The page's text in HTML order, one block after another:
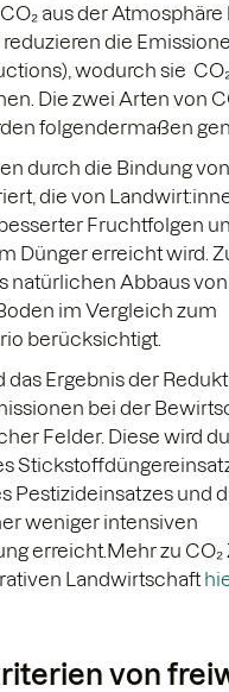
aus der Atmosphäre
die
wodurch sie
Die zwei Arten von
folgendermaßen
durch die Bindung
die von
Fruchtfolgen
Dünger erreicht wird.
natürlichen Abbaus
im Vergleich zum
berücksichtigt.
das Ergebnis der
bei der
Felder. Diese wird
Pestizideinsatzes und
weniger intensiven
erreicht.Mehr zu
Landwirtschaft
von